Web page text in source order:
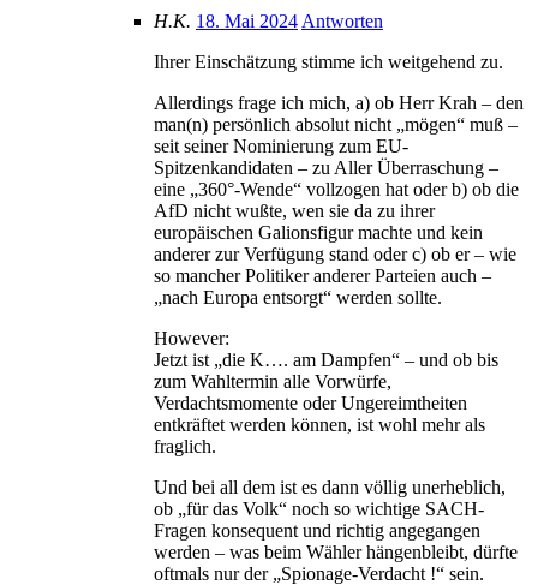
H.K. 18. Mai 2024 Antworten
Ihrer Einschätzung stimme ich weitgehend zu.
Allerdings frage ich mich, a) ob Herr Krah – den
man(n) persönlich absolut nicht „mögen“ muß –
seit seiner Nominierung zum EU-
Spitzenkandidaten – zu Aller Überraschung –
eine „360°-Wende“ vollzogen hat oder b) ob die
AfD nicht wußte, wen sie da zu ihrer
europäischen Galionsfigur machte und kein
anderer zur Verfügung stand oder c) ob er – wie
so mancher Politiker anderer Parteien auch –
„nach Europa entsorgt“ werden sollte.
However:
Jetzt ist „die K…. am Dampfen“ – und ob bis
zum Wahltermin alle Vorwürfe,
Verdachtsmomente oder Ungereimtheiten
entkräftet werden können, ist wohl mehr als
fraglich.
Und bei all dem ist es dann völlig unerheblich,
ob „für das Volk“ noch so wichtige SACH-
Fragen konsequent und richtig angegangen
werden – was beim Wähler hängenbleibt, dürfte
oftmals nur der „Spionage-Verdacht !“ sein.